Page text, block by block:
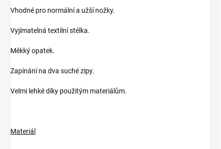
Vhodné pro normální a užší nožky.
Vyjímatelná textilní stélka.
Měkký opatek.
Zapínání na dva suché zipy.
Velmi lehké díky použitým materiálům.
Materiál